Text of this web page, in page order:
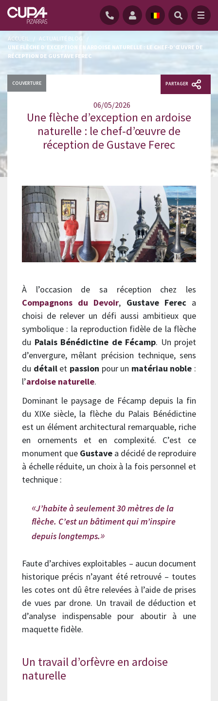
ACCUEIL / ACTUALITÉ BLOG
/
UNE FLÈCHE D’EXCEPTION EN ARDOISE NATURELLE : LE CHEF-D’ŒUVRE DE
RÉCEPTION DE GUSTAVE FEREC
COUVERTURE
06/05/2026
PARTAGER
Une flèche d’exception en ardoise
naturelle : le chef-d’œuvre de
réception de Gustave Ferec
À l’occasion de sa réception chez les
Compagnons du Devoir, Gustave Fereca
choisi de relever un défi aussi ambitieux que
symbolique : la reproduction fidèle de la flèche
du Palais Bénédictine de Fécamp. Un projet
d’envergure, mêlant précision technique, sens
du détailet passion pour un matériau noble :
l’ardoise naturelle.
Dominant le paysage de Fécamp depuis la fin
du XIXe siècle, la flèche du Palais Bénédictine
est un élément architectural remarquable, riche
en ornements et en complexité. C’est ce
monument que Gustave a décidé de reproduire
à échelle réduite, un choix à la fois personnel et
technique :
J’habite à seulement 30 mètres de la
flèche. C’est un bâtiment qui m’inspire
depuis longtemps.
Faute d’archives exploitables – aucun document
historique précis n’ayant été retrouvé – toutes
les cotes ont dû être relevées à l’aide de prises
de vues par drone. Un travail de déduction et
d’analyse indispensable pour aboutir à une
maquette fidèle.
Un travail d’orfèvre en ardoise
naturelle